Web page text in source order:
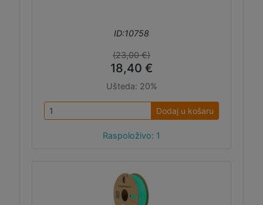
ID:10758
(23,00 €)
18,40 €
Ušteda: 20%
Dodaj u košaru
Raspoloživo: 1